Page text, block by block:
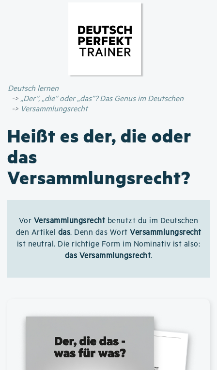
Inhalt
Deutsch lernen
„Der”, „die” oder „das”? Das Genus im Deutschen
Versammlungsrecht
Heißt es der, die oder
das
Versammlungsrecht?
Vor Versammlungsrecht benutzt du im Deutschen
den Artikel das. Denn das Wort Versammlungsrecht
ist neutral. Die richtige Form im Nominativ ist also:
das Versammlungsrecht.